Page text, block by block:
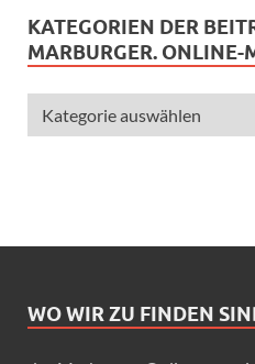
KATEGORIEN DER
MARBURGER. ONLINE-
WO WIR ZU FINDEN